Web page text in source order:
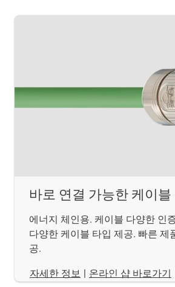
바로 연결 가능한 케이블
에너지 체인용. 케이블 다양한 인
다양한 케이블 타입 제공. 빠른 제
공.
​​​​​​​자세한 정보 온라인 샵 바로가기